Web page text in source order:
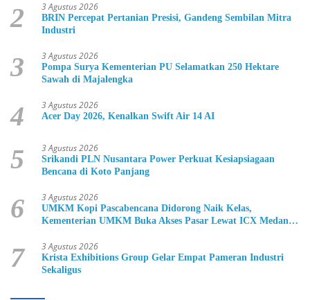
2 3 Agustus 2026
BRIN Percepat Pertanian Presisi, Gandeng Sembilan Mitra
Industri
3 3 Agustus 2026
Pompa Surya Kementerian PU Selamatkan 250 Hektare
Sawah di Majalengka
4 3 Agustus 2026
Acer Day 2026, Kenalkan Swift Air 14 AI
5 3 Agustus 2026
Srikandi PLN Nusantara Power Perkuat Kesiapsiagaan
Bencana di Koto Panjang
6 3 Agustus 2026
UMKM Kopi Pascabencana Didorong Naik Kelas,
Kementerian UMKM Buka Akses Pasar Lewat ICX Medan
7 3 Agustus 2026
Krista Exhibitions Group Gelar Empat Pameran Industri
Sekaligus